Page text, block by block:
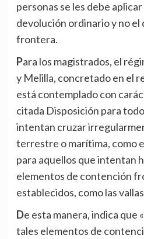
personas se les debe
devolución ordinario y no el
frontera.
Para los magistrados, el régimen especial de Ceuta
y Melilla, concretado en el
está contemplado con
citada Disposición para
intentan cruzar
terrestre o marítima, como
para aquellos que intentan
elementos de contención
establecidos, como las
De esta manera, indica que «no cabe equiparar
tales elementos de